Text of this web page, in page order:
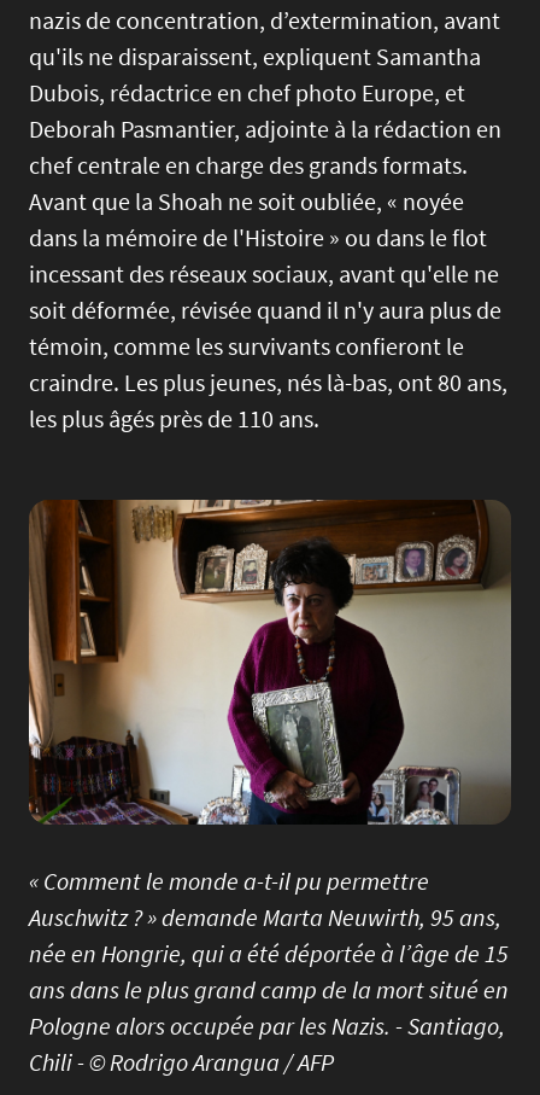
nazis de concentration, d’extermination, avant
qu'ils ne disparaissent, expliquent Samantha
Dubois, rédactrice en chef photo Europe, et
Deborah Pasmantier, adjointe à la rédaction en
chef centrale en charge des grands formats.
Avant que la Shoah ne soit oubliée, « noyée
dans la mémoire de l'Histoire » ou dans le flot
incessant des réseaux sociaux, avant qu'elle ne
soit déformée, révisée quand il n'y aura plus de
témoin, comme les survivants confieront le
craindre. Les plus jeunes, nés là-bas, ont 80 ans,
les plus âgés près de 110 ans.
Image
« Comment le monde a-t-il pu permettre
Auschwitz ? » demande Marta Neuwirth, 95 ans,
née en Hongrie, qui a été déportée à l’âge de 15
ans dans le plus grand camp de la mort situé en
Pologne alors occupée par les Nazis. - Santiago,
Chili - © Rodrigo Arangua / AFP